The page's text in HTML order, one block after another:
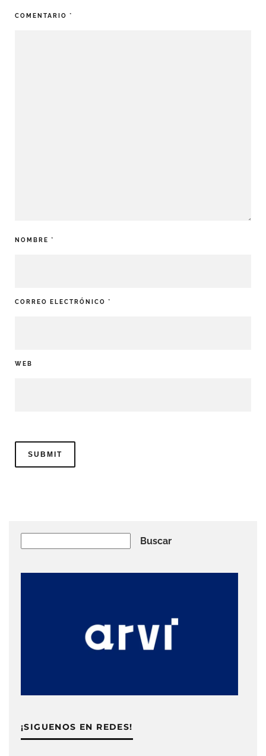
COMENTARIO *
NOMBRE *
CORREO ELECTRÓNICO *
WEB
Buscar
¡SIGUENOS EN REDES!